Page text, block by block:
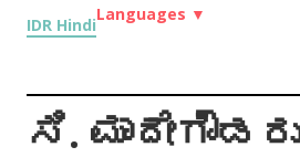
IDR Hindi
Languages ▼
ಸಿ.